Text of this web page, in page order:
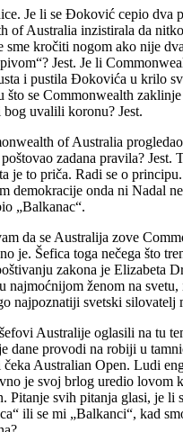
Je li se Đoković cepio dva
of Australia inzistirala da
sme kročiti nogom ako nije
Jest. Je li
i pustila Đokovića u krilo
što se Commonwealth
uvalili koronu? Jest.
of Australia
zadana pravila? Jest.
je to priča. Radi se o
demokracije onda ni Nadal
„Balkanac“.
da se Australija zove
je. Šefica toga nečega što
zakona je Elizabeta
najmoćnijom ženom na
najpoznatiji svetski silovatelj
Australije oglasili na tu
dane provodi na robiji u
čeka Australian Open. Ludi
je svoj brlog uredio lovom
Pitanje svih pitanja glasi, je li
ili se mi „Balkanci“, kad